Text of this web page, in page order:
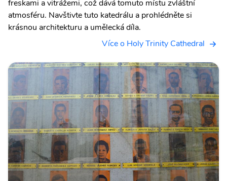
freskami a vitrážemi, což dává tomuto místu zvláštní
atmosféru. Navštivte tuto katedrálu a prohlédněte si
krásnou architekturu a umělecká díla.
Více o Holy Trinity Cathedral